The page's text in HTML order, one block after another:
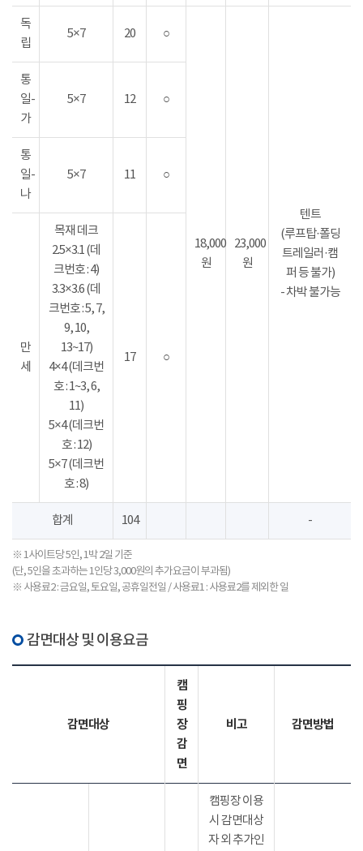
독
립
5×7 20 ○
18,000
원
23,000
원
텐트
(루프탑·폴딩
트레일러·캠
퍼 등 불가)
- 차박 불가능
통
일-
가
5×7 12 ○
통
일-
나
5×7 11 ○
만
세
목재 데크
2.5×3.1 (데
크번호 : 4)
3.3×3.6 (데
크번호 : 5, 7,
9, 10,
13~17)
4×4 (데크번
호 : 1~3, 6,
11)
5×4 (데크번
호 : 12)
5×7 (데크번
호 : 8)
17 ○
합계 104 -
※ 1사이트당 5인, 1박 2일 기준
(단, 5인을 초과하는 1인당 3,000원의 추가요금이 부과됨)
※ 사용료2 : 금요일, 토요일, 공휴일전일 / 사용료1 : 사용료2를 제외한 일
감면대상 및 이용요금
감면대상
캠
핑
장
감
면
비고 감면방법
캠핑장 이용
시 감면대상
자 외 추가인